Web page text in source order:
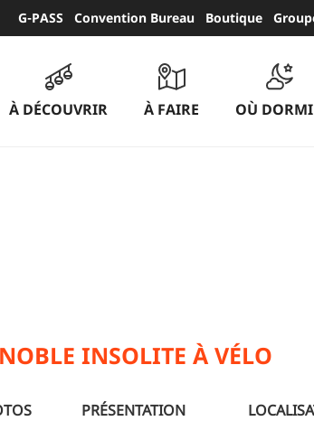
G-PASS Convention Bureau Boutique
À DÉCOUVRIR À FAIRE OÙ
INSOLITE À VÉLO
PRÉSENTATION